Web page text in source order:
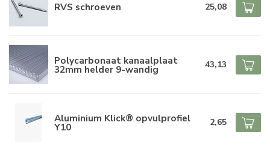
RVS schroeven 25,08
Polycarbonaat kanaalplaat
32mm helder 9-wandig 43,13
Aluminium Klick® opvulprofiel
Y10 2,65